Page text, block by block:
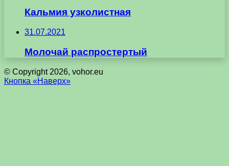
Кальмия узколистная
31.07.2021
Молочай распростертый
© Copyright 2026, vohor.eu
Кнопка «Наверх»